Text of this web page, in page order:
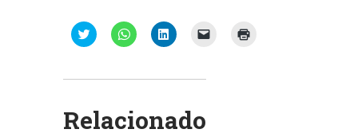
Haz
clic
Twitter
en
una
Haz
clic
WhatsApp
en
una
Haz
clic
LinkedIn
en
una
Relacionado